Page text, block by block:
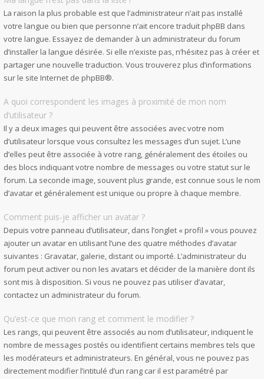
La raison la plus probable est que l’administrateur n’ait pas installé
votre langue ou bien que personne n’ait encore traduit phpBB dans
votre langue. Essayez de demander à un administrateur du forum
d’installer la langue désirée. Si elle n’existe pas, n’hésitez pas à créer et
partager une nouvelle traduction. Vous trouverez plus d’informations
sur le site Internet de phpBB®.
A quoi correspondent les images à proximité de mon nom
d’utilisateur ?
Il y a deux images qui peuvent être associées avec votre nom
d’utilisateur lorsque vous consultez les messages d’un sujet. L’une
d’elles peut être associée à votre rang, généralement des étoiles ou
des blocs indiquant votre nombre de messages ou votre statut sur le
forum. La seconde image, souvent plus grande, est connue sous le nom
d’avatar et généralement est unique ou propre à chaque membre.
Comment puis-je afficher un avatar ?
Depuis votre panneau d’utilisateur, dans l’onglet « profil » vous pouvez
ajouter un avatar en utilisant l’une des quatre méthodes d’avatar
suivantes : Gravatar, galerie, distant ou importé. L’administrateur du
forum peut activer ou non les avatars et décider de la manière dont ils
sont mis à disposition. Si vous ne pouvez pas utiliser d’avatar,
contactez un administrateur du forum.
Qu’est-ce que mon rang et comment le modifier ?
Les rangs, qui peuvent être associés au nom d’utilisateur, indiquent le
nombre de messages postés ou identifient certains membres tels que
les modérateurs et administrateurs. En général, vous ne pouvez pas
directement modifier l’intitulé d’un rang car il est paramétré par